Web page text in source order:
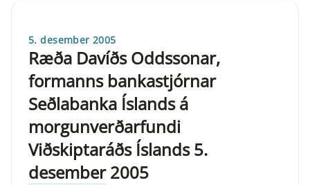
5. desember 2005
Ræða Davíðs Oddssonar,
formanns bankastjórnar
Seðlabanka Íslands á
morgunverðarfundi
Viðskiptaráðs Íslands 5.
desember 2005